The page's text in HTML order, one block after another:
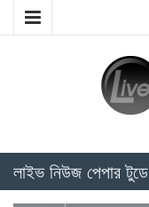
লাইভ নিউজ পেপার টুডে